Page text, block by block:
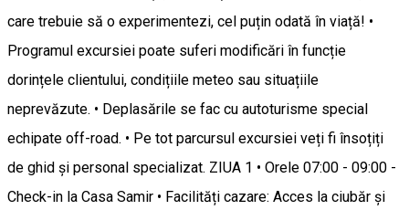
care trebuie să o experimentezi, cel puțin odată în viață! •
Programul excursiei poate suferi modificări în funcție
dorințele clientului, condițiile meteo sau situațiile
neprevăzute. • Deplasările se fac cu autoturisme special
echipate off-road. • Pe tot parcursul excursiei veți fi însoțiți
de ghid și personal specializat. ZIUA 1 • Orele 07:00 - 09:00 -
Check-in la Casa Samir • Facilități cazare: Acces la ciubăr și